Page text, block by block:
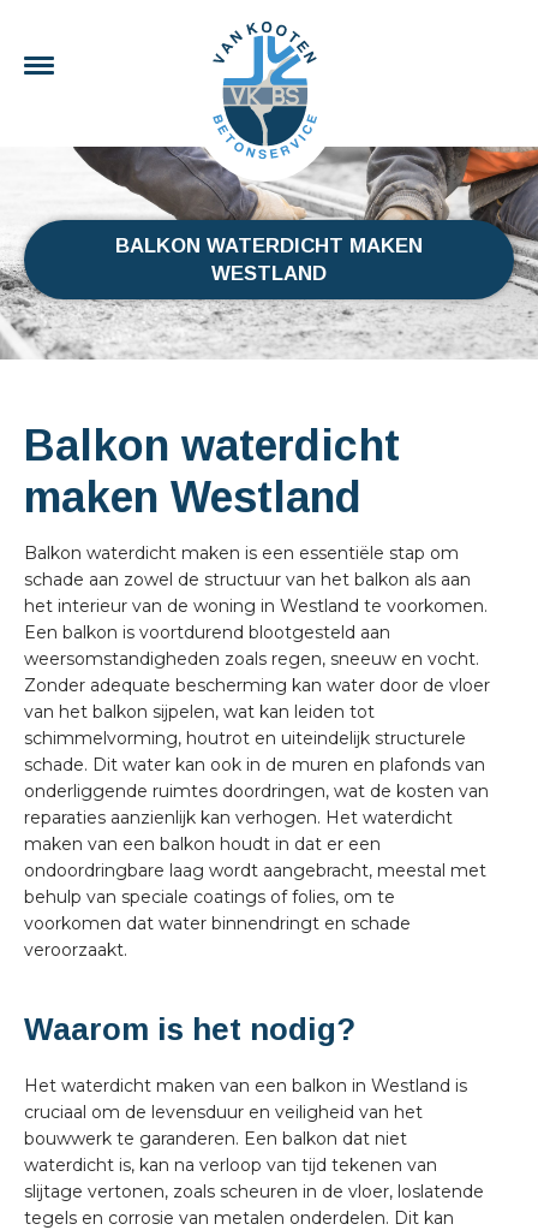
BALKON WATERDICHT MAKEN
WESTLAND
Balkon waterdicht
maken Westland
Balkon waterdicht maken is een essentiële stap om
schade aan zowel de structuur van het balkon als aan
het interieur van de woning in Westland te voorkomen.
Een balkon is voortdurend blootgesteld aan
weersomstandigheden zoals regen, sneeuw en vocht.
Zonder adequate bescherming kan water door de vloer
van het balkon sijpelen, wat kan leiden tot
schimmelvorming, houtrot en uiteindelijk structurele
schade. Dit water kan ook in de muren en plafonds van
onderliggende ruimtes doordringen, wat de kosten van
reparaties aanzienlijk kan verhogen. Het waterdicht
maken van een balkon houdt in dat er een
ondoordringbare laag wordt aangebracht, meestal met
behulp van speciale coatings of folies, om te
voorkomen dat water binnendringt en schade
veroorzaakt.
Waarom is het nodig?
Het waterdicht maken van een balkon in Westland is
cruciaal om de levensduur en veiligheid van het
bouwwerk te garanderen. Een balkon dat niet
waterdicht is, kan na verloop van tijd tekenen van
slijtage vertonen, zoals scheuren in de vloer, loslatende
tegels en corrosie van metalen onderdelen. Dit kan